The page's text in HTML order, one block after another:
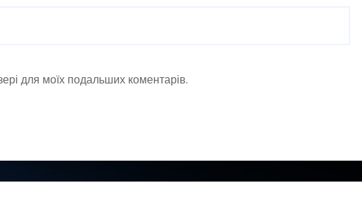
для моїх подальших коментарів.